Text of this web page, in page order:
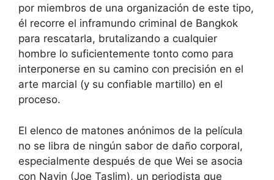
por miembros de una organización de este tipo,
él recorre el inframundo criminal de Bangkok
para rescatarla, brutalizando a cualquier
hombre lo suficientemente tonto como para
interponerse en su camino con precisión en el
arte marcial (y su confiable martillo) en el
proceso.
El elenco de matones anónimos de la película
no se libra de ningún sabor de daño corporal,
especialmente después de que Wei se asocia
con Navin (Joe Taslim), un periodista que